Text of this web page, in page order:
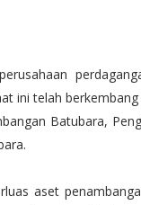
ini telah
Batubara,
aset